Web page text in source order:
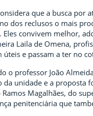
que a busca por
dos reclusos o mais
Eles convivem melhor,
Laila de Omena,
úteis e passam a ter no
o professor João
da unidade e a proposta
Ramos Magalhães, do
penitenciária que